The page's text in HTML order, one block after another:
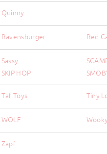
Quinny
Ravensburger Red
Sassy
SKIP HOP
Taf Toys Tiny
WOLF Wooky
Zapf